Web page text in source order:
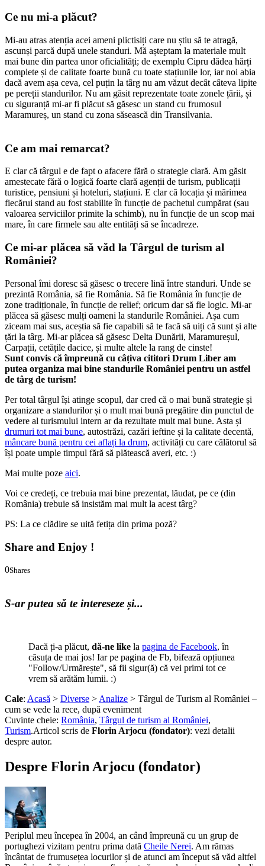
Ce nu mi-a plăcut?
Mi-au atras atenția acei ameni plictisiți care nu știu să te atragă,
ascunși parcă după unele standuri. Mă așteptam la materiale mult
mai bune din partea unor oficialități; de exemplu Cipru dădea hărți
complete și de calitate foarte bună cu toate stațiunile lor, iar noi abia
dacă avem așa ceva, cel puțin la târg nu am văzut decât câteva lipite
pe pereții standurilor. Nu am găsit reprezentate toate zonele țării, și
cu siguranță mi-ar fi plăcut să găsesc un stand cu frumosul
Maramureș, un stand cu zona săsească din Transilvania.
Ce am mai remarcat?
E clar că târgul e de fapt o afacere fără o strategie clară. Am găsit
amestecate fără o logică foarte clară agenții de turism, publicații
turistice, pensiuni și hoteluri, stațiuni. E clar că locația și mărimea
fiecărui stand au fost stabilite în funcție de pachetul cumpărat (sau
valoarea serviciilor primite la schimb), nu în funcție de un scop mai
mare, în care firmele sau alte entități să se încadreze.
Ce mi-ar plăcea să văd la Târgul de turism al
României?
Personal îmi doresc să găsesc o trecere lină între standuri. Unde se
prezintă România, să fie România. Să fie România în funcție de
zone tradiționale, în funcție de relief; oricum dar să fie logic. Mi-ar
plăcea să găsesc mulți oameni la standurile României. Așa cum
ziceam mai sus, aceștia să fie capabili să te facă să uiți că sunt și alte
țări la târg. Mi-ar plăcea să găsesc Delta Dunării, Maramureșul,
Carpații, cetățile dacice, și multe altele la rang de cinste!
Sunt convis că împreună cu câțiva cititori Drum Liber am
putea organiza mai bine standurile României pentru un astfel
de târg de turism!
Per total târgul își atinge scopul, dar cred că o mai bună strategie și
organizare a standurilor și o mult mai bună pregătire din punctul de
vedere al turismului intern ar da rezultate mult mai bune. Asta și
drumuri tot mai bune, autostrăzi, cazări ieftine și la calitate decentă,
mâncare bună pentru cei aflați la drum, activități cu care călătorul să
își poate umple timpul fără să plătească averi, etc. :)
Mai multe poze aici.
Voi ce credeți, ce trebuia mai bine prezentat, lăudat, pe ce (din
România) trebuie să insistăm mai mult la acest târg?
PS: La ce clădire se uită fetița din prima poză?
Share and Enjoy !
0Shares
S-ar putea să te intereseze și...
Dacă ți-a plăcut, dă-ne like la pagina de Facebook, în
căsuța de mai jos! Iar pe pagina de Fb, bifează opțiunea
"Follow/Urmărește", să fii sigur(ă) că vei primi tot ce
vrem să arătăm lumii. :)
Cale: Acasă > Diverse > Analize > Târgul de Turism al României –
cum se vede la rece, după eveniment
Cuvinte cheie: România, Târgul de turism al României,
Turism.Articol scris de Florin Arjocu (fondator): vezi detalii
despre autor.
Despre Florin Arjocu (fondator)
Periplul meu începea în 2004, an când împreună cu un grup de
portughezi vizitam pentru prima dată Cheile Nerei. Am rămas
încântat de frumusețea locurilor și de atunci am început să văd altfel